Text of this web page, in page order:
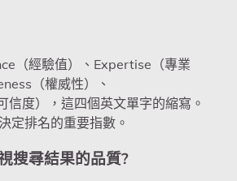
（經驗值）、Expertise（專業
（權威性）、
度），這四個英文單字的縮寫。
定排名的重要指數。
搜尋結果的品質?